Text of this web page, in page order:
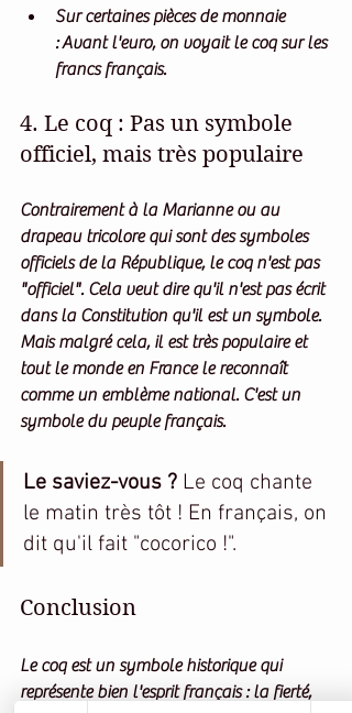
Sur certaines pièces de monnaie
: Avant l'euro, on voyait le coq sur les
francs français.
4. Le coq : Pas un symbole
officiel, mais très populaire
Contrairement à la Marianne ou au
drapeau tricolore qui sont des symboles
officiels de la République, le coq n'est pas
"officiel". Cela veut dire qu'il n'est pas écrit
dans la Constitution qu'il est un symbole.
Mais malgré cela, il est très populaire et
tout le monde en France le reconnaît
comme un emblème national. C'est un
symbole du peuple français.
Le saviez-vous ? Le coq chante
le matin très tôt ! En français, on
dit qu'il fait "cocorico !".
Conclusion
Le coq est un symbole historique qui
représente bien l'esprit français : la fierté,